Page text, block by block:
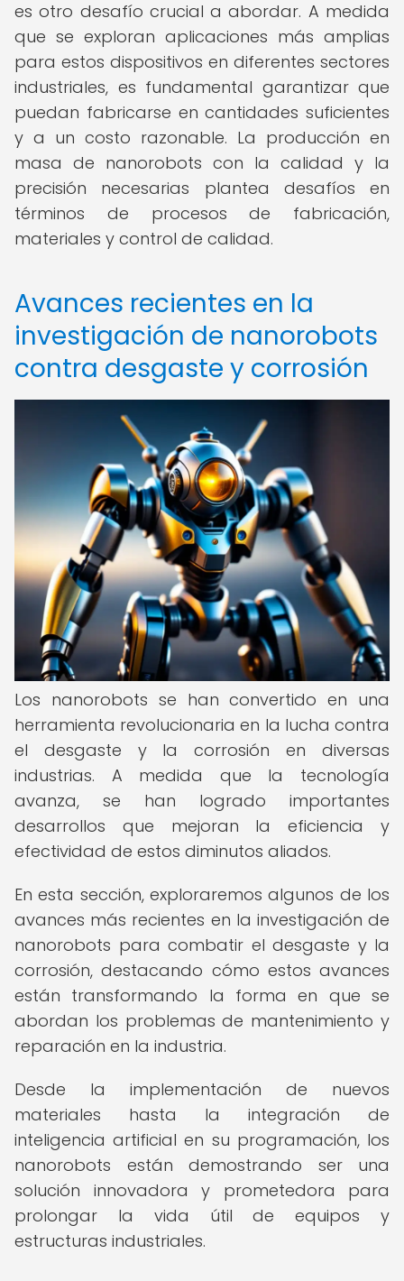
es otro desafío crucial a abordar. A medida
que se exploran aplicaciones más amplias
para estos dispositivos en diferentes sectores
industriales, es fundamental garantizar que
puedan fabricarse en cantidades suficientes
y a un costo razonable. La producción en
masa de nanorobots con la calidad y la
precisión necesarias plantea desafíos en
términos de procesos de fabricación,
materiales y control de calidad.
Avances recientes en la
investigación de nanorobots
contra desgaste y corrosión
Los nanorobots se han convertido en una
herramienta revolucionaria en la lucha contra
el desgaste y la corrosión en diversas
industrias. A medida que la tecnología
avanza, se han logrado importantes
desarrollos que mejoran la eficiencia y
efectividad de estos diminutos aliados.
En esta sección, exploraremos algunos de los
avances más recientes en la investigación de
nanorobots para combatir el desgaste y la
corrosión, destacando cómo estos avances
están transformando la forma en que se
abordan los problemas de mantenimiento y
reparación en la industria.
Desde la implementación de nuevos
materiales hasta la integración de
inteligencia artificial en su programación, los
nanorobots están demostrando ser una
solución innovadora y prometedora para
prolongar la vida útil de equipos y
estructuras industriales.